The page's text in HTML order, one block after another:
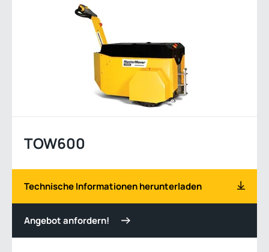
TOW600
Technische Informationen herunterladen
Angebot anfordern!